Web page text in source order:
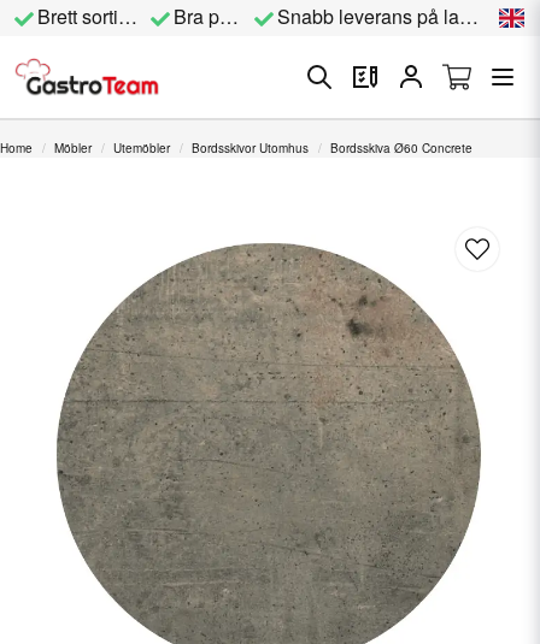
Brett sortiment Bra priser Snabb leverans på lagervara
Home Möbler Utemöbler Bordsskivor Utomhus Bordsskiva Ø60 Concrete